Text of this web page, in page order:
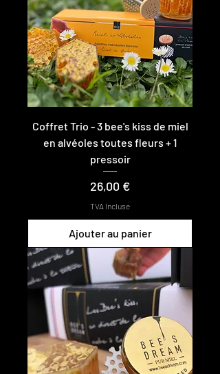
Coffret Trio - 3 bee's kiss de miel
en alvéoles toutes fleurs + 1
pressoir
Prix
26,00 €
TVA Incluse
Ajouter au panier